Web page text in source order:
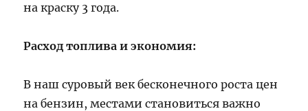
на краску 3 года.
Расход топлива и экономия:
В наш суровый век бесконечного роста цен
на бензин, местами становиться важно